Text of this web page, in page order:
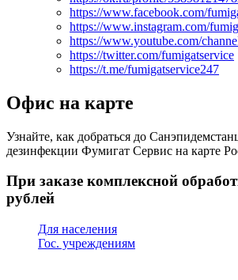
https://www.facebook.com/
https://www.instagram.com/
https://www.youtube.com/
https://twitter.com/fumigatservice
https://t.me/fumigatservice247
Офис на карте
Узнайте, как добраться до
дезинфекции Фумигат Сервис на карте
При заказе комплексной
рублей
Для населения
Гос. учреждениям